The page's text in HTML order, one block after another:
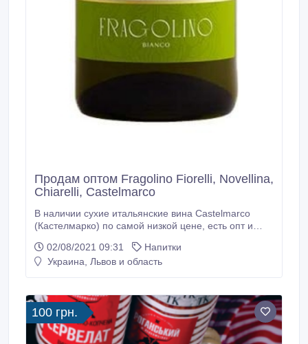
Продам оптом Fragolino Fiorelli, Novellina,
Chiarelli, Castelmarco
В наличии сухие итальянские винa Castelmarco
(Кастелмарко) по самой низкой цене, есть опт и
- Chardonnay Terre Siciliane Шардоне 1.5 л (белое
сухое) - 125 грн; - Castelli Romani Bianco Кастелли
02/08/2021 09:31
Напитки
Украина, Львов и область
100 грн.